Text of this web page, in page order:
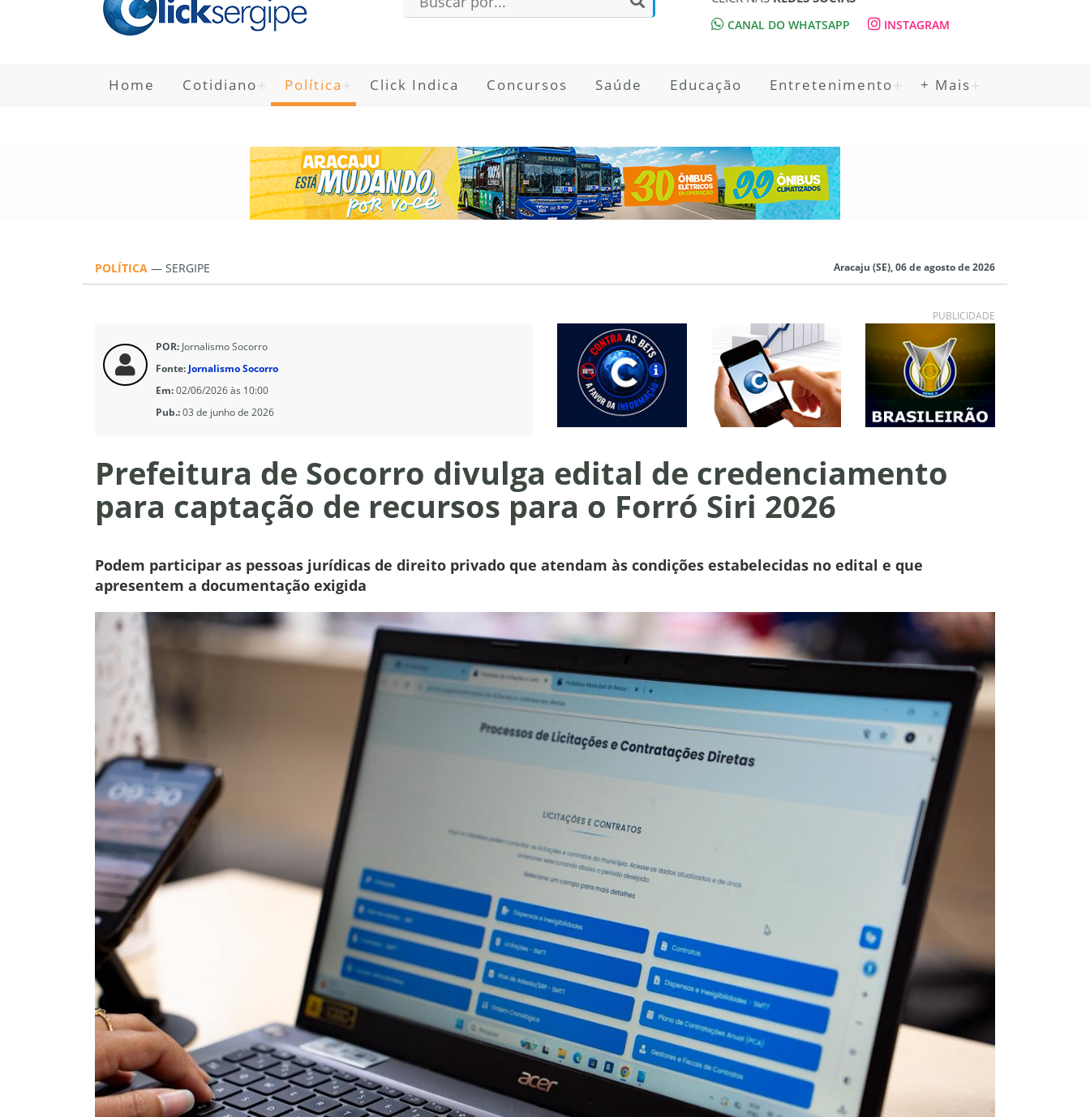
CANAL DO WHATSAPP INSTAGRAM
Home Cotidiano Política Click Indica Concursos Saúde Educação Entretenimento + Mais
POLÍTICA — SERGIPE Aracaju (SE), 06 de agosto de 2026
PUBLICIDADE
POR: Jornalismo Socorro
Fonte: Jornalismo Socorro
Em:02/06/2026 às 10:00
Pub.:03 de junho de 2026
Prefeitura de Socorro divulga edital de credenciamento
para captação de recursos para o Forró Siri 2026
Podem participar as pessoas jurídicas de direito privado que atendam às condições estabelecidas no edital e que
apresentem a documentação exigida